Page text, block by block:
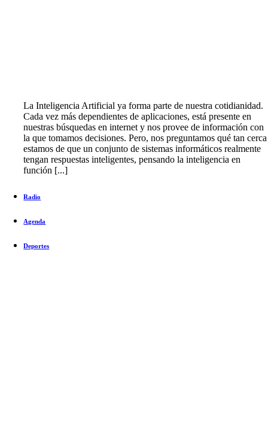
La Inteligencia Artificial ya forma parte de nuestra cotidianidad.
Cada vez más dependientes de aplicaciones, está presente en
nuestras búsquedas en internet y nos provee de información con
la que tomamos decisiones. Pero, nos preguntamos qué tan cerca
estamos de que un conjunto de sistemas informáticos realmente
tengan respuestas inteligentes, pensando la inteligencia en
función [...]
Radio
Agenda
Deportes